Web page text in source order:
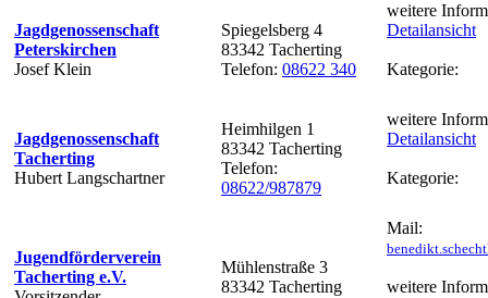
Jagdgenossenschaft
Peterskirchen
Josef Klein
Spiegelsberg 4
83342 Tacherting
Telefon: 08622 340
weitere
Detailansicht
Kategorie:
Jagdgenossenschaft
Tacherting
Hubert Langschartner
Heimhilgen 1
83342 Tacherting
Telefon:
08622/987879
weitere
Detailansicht
Kategorie:
Jugendförderverein
Tacherting e.V.
Mühlenstraße 3
83342 Tacherting
Mail:
weitere